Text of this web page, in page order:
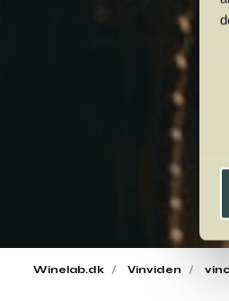
Winelab.dk Vinviden